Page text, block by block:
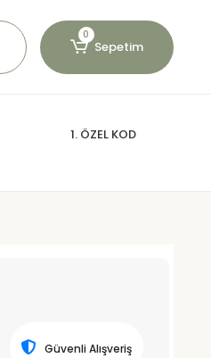
0
Sepetim
1. ÖZEL KOD
Güvenli Alışveriş